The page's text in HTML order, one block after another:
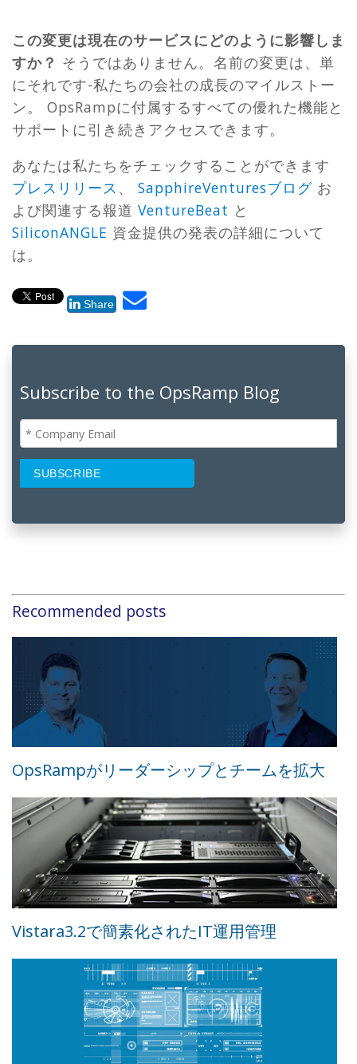
この変更は現在のサービスにどのように影響しま
すか？ そうではありません。名前の変更は、単
にそれです-私たちの会社の成長のマイルストー
ン。 OpsRampに付属するすべての優れた機能と
サポートに引き続きアクセスできます。
あなたは私たちをチェックすることができます
プレスリリース 、 SapphireVenturesブログ お
よび関連する報道 VentureBeat と
SiliconANGLE 資金提供の発表の詳細について
は。
Share
Subscribe to the OpsRamp Blog
Recommended posts
OpsRampがリーダーシップとチームを拡大
Vistara3.2で簡素化されたIT運用管理